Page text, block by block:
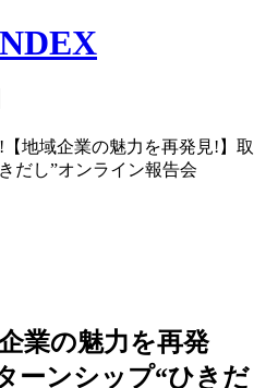
【地域企業の魅力を再発見!】取
だし”オンライン報告会
業の魅力を再発
ーンシップ“ひきだ